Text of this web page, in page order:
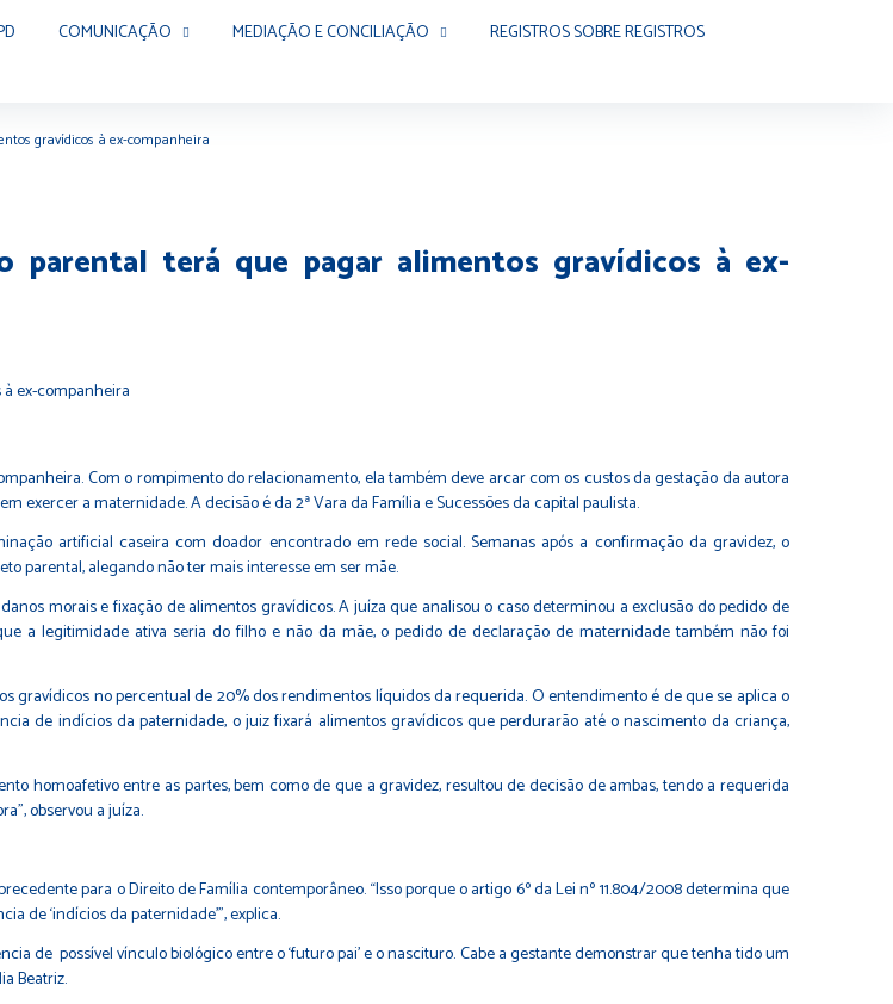
COMUNICAÇÃO MEDIAÇÃO E CONCILIAÇÃO
REGISTROS SOBRE REGISTROS
gravídicos à ex-companheira
parental terá que pagar alimentos gravídicos à ex-
Com o rompimento do relacionamento, ela também deve arcar com os custos da gestação da autora
exercer a maternidade. A decisão é da 2ª Vara da Família e Sucessões da capital paulista.
artificial caseira com doador encontrado em rede social. Semanas após a confirmação da gravidez, o
parental, alegando não ter mais interesse em ser mãe.
morais e fixação de alimentos gravídicos. A juíza que analisou o caso determinou a exclusão do pedido de
a legitimidade ativa seria do filho e não da mãe, o pedido de declaração de maternidade também não foi
gravídicos no percentual de 20% dos rendimentos líquidos da requerida. O entendimento é de que se aplica o
de indícios da paternidade, o juiz fixará alimentos gravídicos que perdurarão até o nascimento da criança,
homoafetivo entre as partes, bem como de que a gravidez, resultou de decisão de ambas, tendo a requerida
observou a juíza.
para o Direito de Família contemporâneo. “Isso porque o artigo 6º da Lei nº 11.804/2008 determina que
de ‘indícios da paternidade’”, explica.
de possível vínculo biológico entre o ‘futuro pai’ e o nascituro. Cabe a gestante demonstrar que tenha tido um
Beatriz.